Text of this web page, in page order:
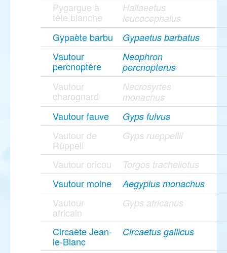
Pygargue à
tête blanche
Haliaeetus
leucocephalus
Gypaète barbu Gypaetus barbatus
Vautour
percnoptère
Neophron
percnopterus
Vautour
charognard
Necrosyrtes
monachus
Vautour fauve Gyps fulvus
Vautour de
Rüppell
Gyps rueppellii
Vautour oricou Torgos tracheliotus
Vautour moine Aegypius monachus
Vautour
africain
Gyps africanus
Circaète Jean-
le-Blanc
Circaetus gallicus